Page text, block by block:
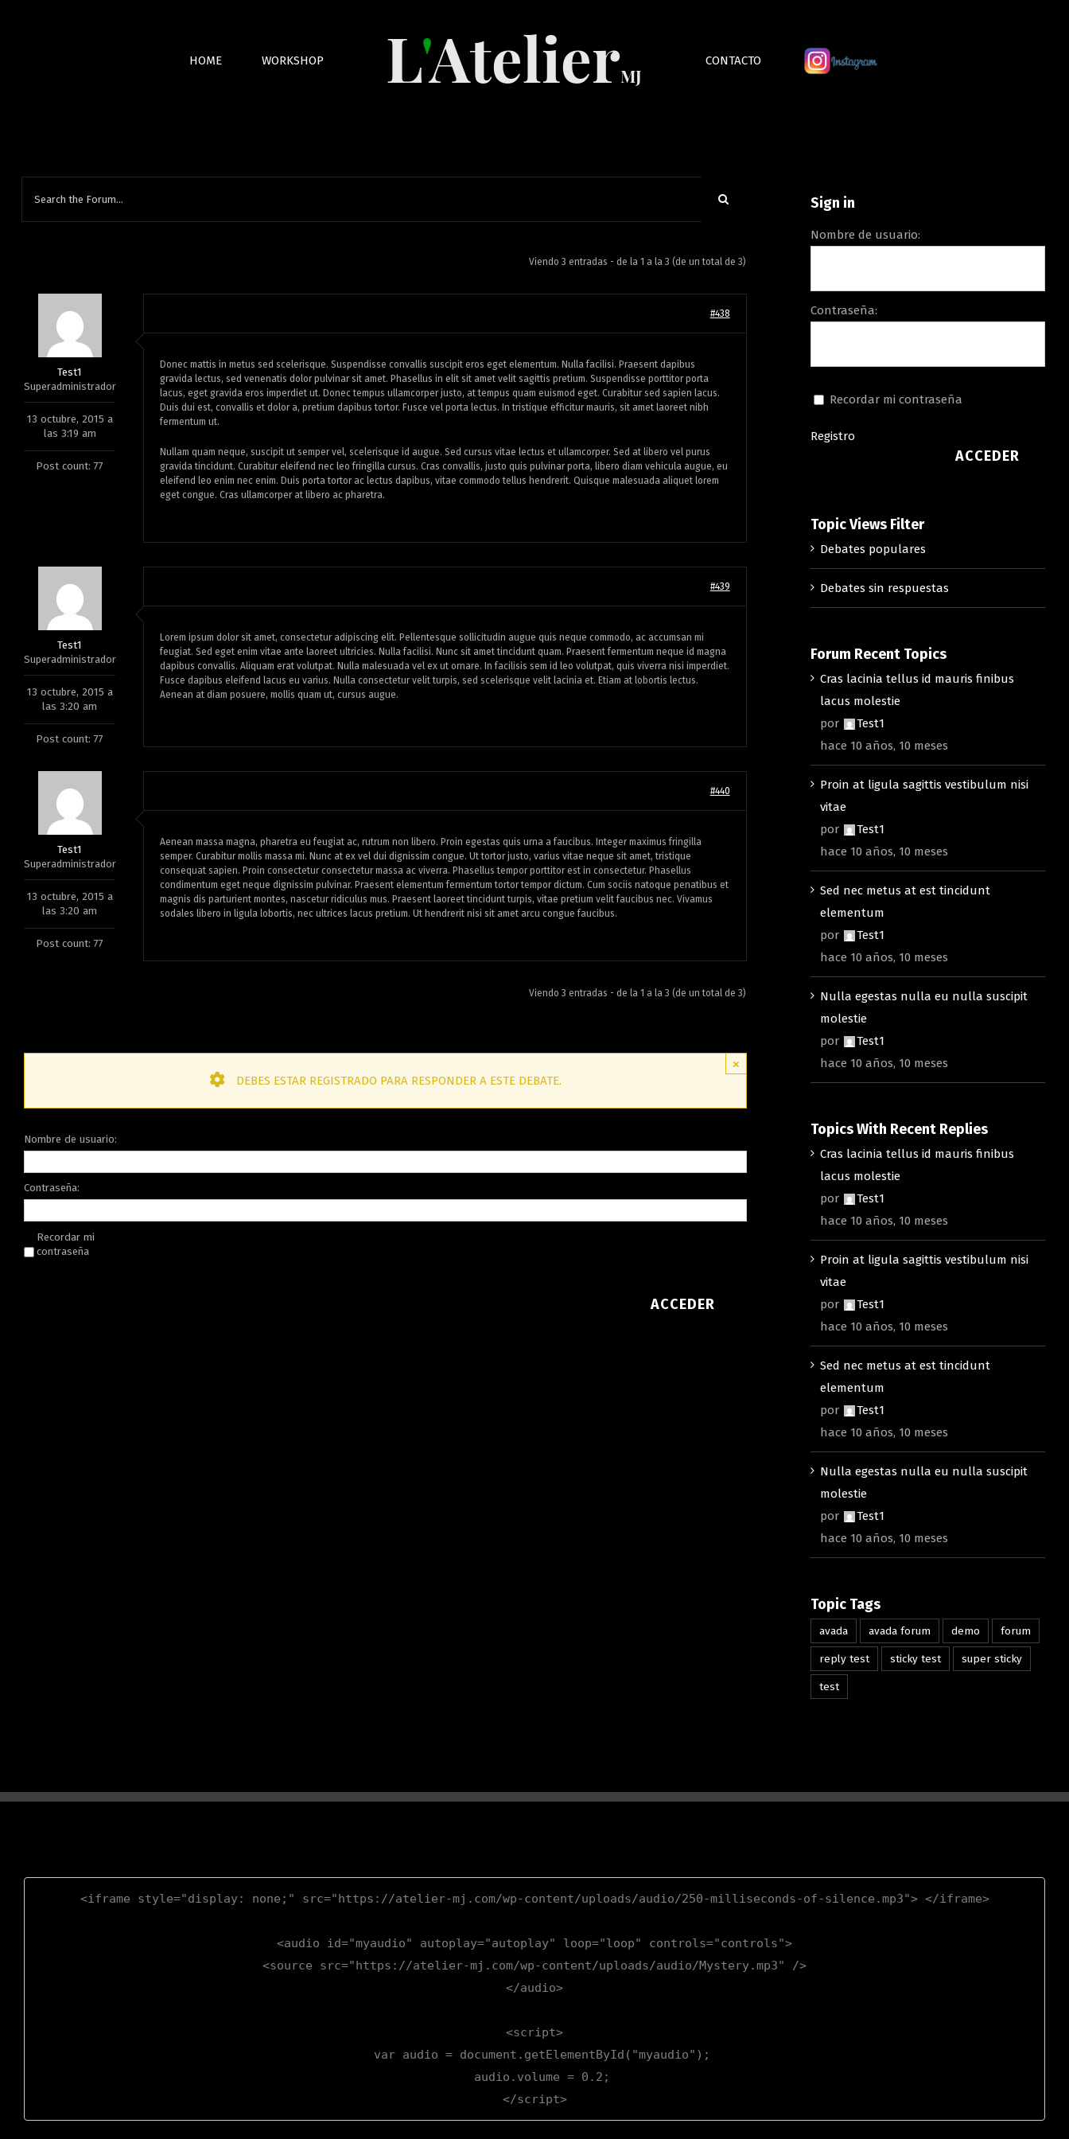
HOME WORKSHOP CONTACTO
Viendo 3 entradas - de la 1 a la 3 (de un total de 3)
Test1
Superadministrador
13 octubre, 2015 a
las 3:19 am
Post count: 77
#438
Donec mattis in metus sed scelerisque. Suspendisse convallis suscipit eros eget elementum. Nulla facilisi. Praesent dapibus
gravida lectus, sed venenatis dolor pulvinar sit amet. Phasellus in elit sit amet velit sagittis pretium. Suspendisse porttitor porta
lacus, eget gravida eros imperdiet ut. Donec tempus ullamcorper justo, at tempus quam euismod eget. Curabitur sed sapien lacus.
Duis dui est, convallis et dolor a, pretium dapibus tortor. Fusce vel porta lectus. In tristique efficitur mauris, sit amet laoreet nibh
fermentum ut.
Nullam quam neque, suscipit ut semper vel, scelerisque id augue. Sed cursus vitae lectus et ullamcorper. Sed at libero vel purus
gravida tincidunt. Curabitur eleifend nec leo fringilla cursus. Cras convallis, justo quis pulvinar porta, libero diam vehicula augue, eu
eleifend leo enim nec enim. Duis porta tortor ac lectus dapibus, vitae commodo tellus hendrerit. Quisque malesuada aliquet lorem
eget congue. Cras ullamcorper at libero ac pharetra.
Test1
Superadministrador
13 octubre, 2015 a
las 3:20 am
Post count: 77
#439
Lorem ipsum dolor sit amet, consectetur adipiscing elit. Pellentesque sollicitudin augue quis neque commodo, ac accumsan mi
feugiat. Sed eget enim vitae ante laoreet ultricies. Nulla facilisi. Nunc sit amet tincidunt quam. Praesent fermentum neque id magna
dapibus convallis. Aliquam erat volutpat. Nulla malesuada vel ex ut ornare. In facilisis sem id leo volutpat, quis viverra nisi imperdiet.
Fusce dapibus eleifend lacus eu varius. Nulla consectetur velit turpis, sed scelerisque velit lacinia et. Etiam at lobortis lectus.
Aenean at diam posuere, mollis quam ut, cursus augue.
Test1
Superadministrador
13 octubre, 2015 a
las 3:20 am
Post count: 77
#440
Aenean massa magna, pharetra eu feugiat ac, rutrum non libero. Proin egestas quis urna a faucibus. Integer maximus fringilla
semper. Curabitur mollis massa mi. Nunc at ex vel dui dignissim congue. Ut tortor justo, varius vitae neque sit amet, tristique
consequat sapien. Proin consectetur consectetur massa ac viverra. Phasellus tempor porttitor est in consectetur. Phasellus
condimentum eget neque dignissim pulvinar. Praesent elementum fermentum tortor tempor dictum. Cum sociis natoque penatibus et
magnis dis parturient montes, nascetur ridiculus mus. Praesent laoreet tincidunt turpis, vitae pretium velit faucibus nec. Vivamus
sodales libero in ligula lobortis, nec ultrices lacus pretium. Ut hendrerit nisi sit amet arcu congue faucibus.
Viendo 3 entradas - de la 1 a la 3 (de un total de 3)
×
DEBES ESTAR REGISTRADO PARA RESPONDER A ESTE DEBATE.
Nombre de usuario:
Contraseña:
Recordar mi
contraseña
ACCEDER
Sign in
Nombre de usuario:
Contraseña:
Recordar mi contraseña
ACCEDER
Registro
Topic Views Filter
Debates populares
Debates sin respuestas
Forum Recent Topics
Cras lacinia tellus id mauris finibus
lacus molestie
por
Test1
hace 10 años, 10 meses
Proin at ligula sagittis vestibulum nisi
vitae
por
Test1
hace 10 años, 10 meses
Sed nec metus at est tincidunt
elementum
por
Test1
hace 10 años, 10 meses
Nulla egestas nulla eu nulla suscipit
molestie
por
Test1
hace 10 años, 10 meses
Topics With Recent Replies
Cras lacinia tellus id mauris finibus
lacus molestie
por
Test1
hace 10 años, 10 meses
Proin at ligula sagittis vestibulum nisi
vitae
por
Test1
hace 10 años, 10 meses
Sed nec metus at est tincidunt
elementum
por
Test1
hace 10 años, 10 meses
Nulla egestas nulla eu nulla suscipit
molestie
por
Test1
hace 10 años, 10 meses
Topic Tags
avada avada forum demo forum
reply test sticky test super sticky
test
<iframe style="display: none;" src="https://atelier-mj.com/wp-content/uploads/audio/250-milliseconds-of-silence.mp3"> </iframe>
<audio id="myaudio" autoplay="autoplay" loop="loop" controls="controls">
<source src="https://atelier-mj.com/wp-content/uploads/audio/Mystery.mp3" />
</audio>
<script>
</script>